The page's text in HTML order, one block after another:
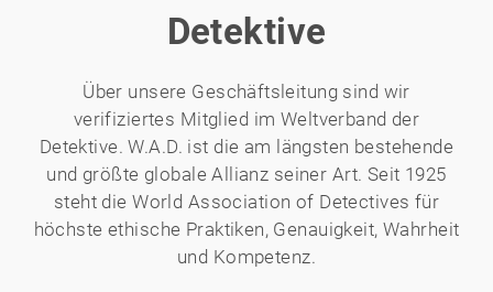
Detektive
Über unsere Geschäftsleitung sind wir
verifiziertes Mitglied im Weltverband der
Detektive. W.A.D. ist die am längsten bestehende
und größte globale Allianz seiner Art. Seit 1925
steht die World Association of Detectives für
höchste ethische Praktiken, Genauigkeit, Wahrheit
und Kompetenz.